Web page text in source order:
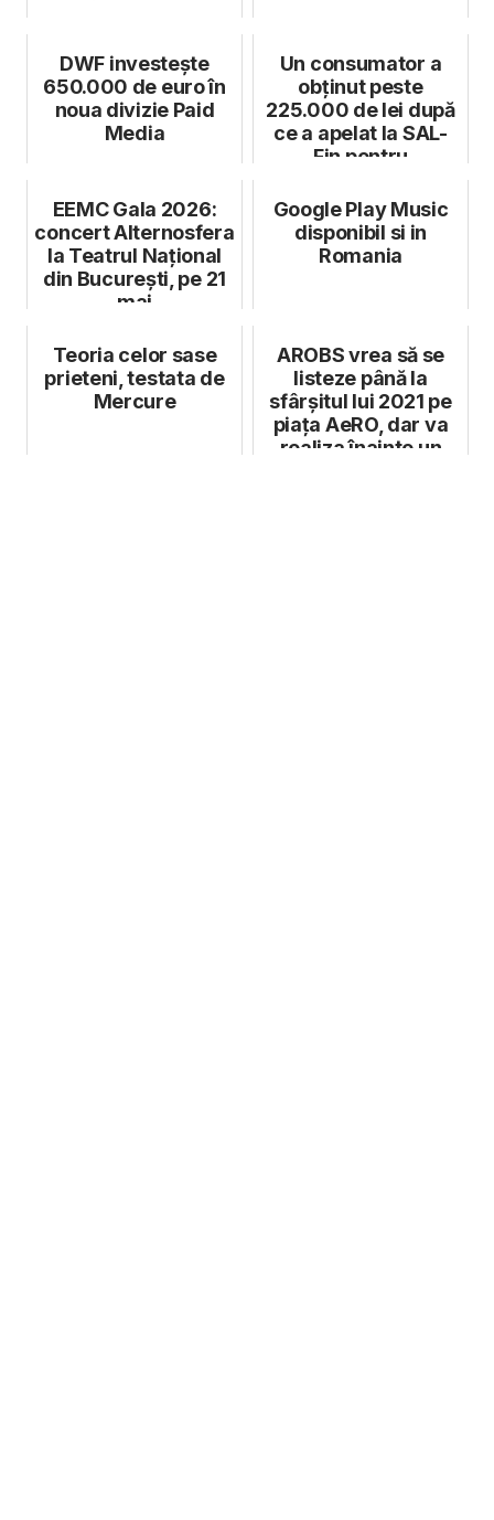
DWF investește
650.000 de euro în
noua divizie Paid
Media
Un consumator a
obținut peste
225.000 de lei după
ce a apelat la SAL-
Fin pentru
EEMC Gala 2026:
concert Alternosfera
la Teatrul Național
din București, pe 21
mai
Google Play Music
disponibil si in
Romania
Teoria celor sase
prieteni, testata de
Mercure
AROBS vrea să se
listeze până la
sfârșitul lui 2021 pe
piața AeRO, dar va
realiza înainte un